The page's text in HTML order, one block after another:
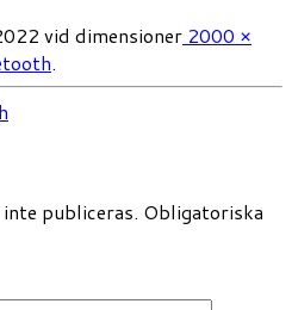
vid dimensioner 2000 ×
.
publiceras. Obligatoriska